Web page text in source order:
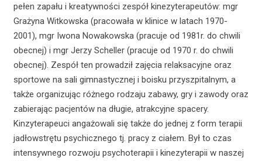
pełen zapału i kreatywności zespół kinezyterapeutów: mgr
Grażyna Witkowska (pracowała w klinice w latach 1970-
2001), mgr Iwona Nowakowska (pracuje od 1981r. do chwili
obecnej) i mgr Jerzy Scheller (pracuje od 1970 r. do chwili
obecnej). Zespół ten prowadził zajęcia relaksacyjne oraz
sportowe na sali gimnastycznej i boisku przyszpitalnym, a
także organizując różnego rodzaju zabawy, gry i zawody oraz
zabierając pacjentów na długie, atrakcyjne spacery.
Kinzyterapeuci angażowali się także do jednej z form terapii
jadłowstrętu psychicznego tj. pracy z ciałem. Był to czas
intensywnego rozwoju psychoterapii i kinezyterapii w naszej